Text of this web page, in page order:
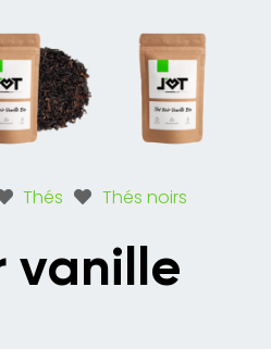
Thés Thés noirs
vanille